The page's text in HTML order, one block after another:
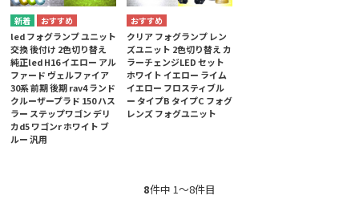
led フォグランプ ユニット
交換 後付け 2色切り替え
純正led H16 イエロー アル
ファード ヴェルファイア
30系 前期 後期 rav4 ランド
クルーザープラド 150 ハス
ラー ステップワゴン デリ
カd5 ワゴンr ホワイト ブ
ルー 汎用
クリア フォグランプ レン
ズユニット 2色切り替え カ
ラーチェンジLED セット
ホワイト イエロー ライム
イエロー フロスティブル
ー タイプB タイプC フォグ
レンズ フォグユニット
8件中 1〜8件目